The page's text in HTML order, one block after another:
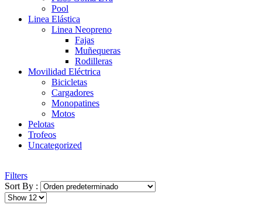
Pool
Linea Elástica
Linea Neopreno
Fajas
Muñequeras
Rodilleras
Movilidad Eléctrica
Bicicletas
Cargadores
Monopatines
Motos
Pelotas
Trofeos
Uncategorized
Filters
Sort By :